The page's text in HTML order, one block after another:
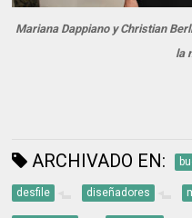
Mariana Dappiano y Christian
la
ARCHIVADO EN:
desfile diseñadores